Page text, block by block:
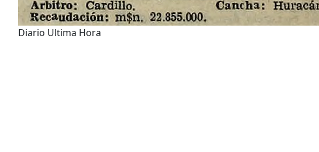
Diario Ultima Hora